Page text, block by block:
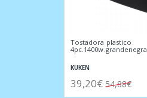
Tostadora plastico
4pc.1400w.grandenegra
KUKEN
39,20€ 54,88€